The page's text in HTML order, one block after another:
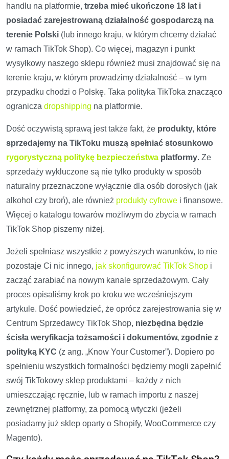
handlu na platformie, trzeba mieć ukończone 18 lat i
posiadać zarejestrowaną działalność gospodarczą na
terenie Polski (lub innego kraju, w którym chcemy działać
w ramach TikTok Shop). Co więcej, magazyn i punkt
wysyłkowy naszego sklepu również musi znajdować się na
terenie kraju, w którym prowadzimy działalność – w tym
przypadku chodzi o Polskę. Taka polityka TikToka znacząco
ogranicza dropshipping na platformie.
Dość oczywistą sprawą jest także fakt, że produkty, które
sprzedajemy na TikToku muszą spełniać stosunkowo
rygorystyczną politykę bezpieczeństwa platformy. Ze
sprzedaży wykluczone są nie tylko produkty w sposób
naturalny przeznaczone wyłącznie dla osób dorosłych (jak
alkohol czy broń), ale również produkty cyfrowe i finansowe.
Więcej o katalogu towarów możliwym do zbycia w ramach
TikTok Shop piszemy niżej.
Jeżeli spełniasz wszystkie z powyższych warunków, to nie
pozostaje Ci nic innego, jak skonfigurować TikTok Shop i
zacząć zarabiać na nowym kanale sprzedażowym. Cały
proces opisaliśmy krok po kroku we wcześniejszym
artykule. Dość powiedzieć, że oprócz zarejestrowania się w
Centrum Sprzedawcy TikTok Shop, niezbędna będzie
ścisła weryfikacja tożsamości i dokumentów, zgodnie z
polityką KYC (z ang. „Know Your Customer”). Dopiero po
spełnieniu wszystkich formalności będziemy mogli zapełnić
swój TikTokowy sklep produktami – każdy z nich
umieszczając ręcznie, lub w ramach importu z naszej
zewnętrznej platformy, za pomocą wtyczki (jeżeli
posiadamy już sklep oparty o Shopify, WooCommerce czy
Magento).